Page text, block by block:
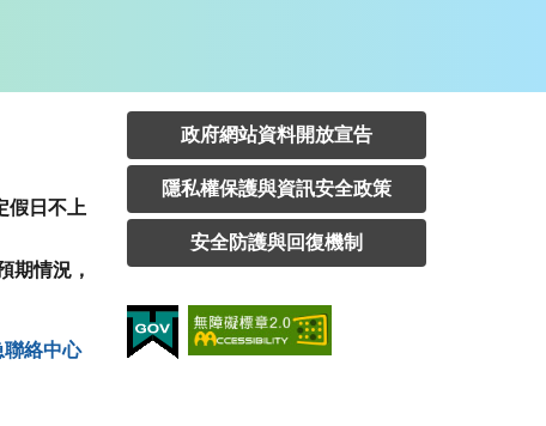
假日不上
期情況，
聯絡中⼼
政府網站資料開放宣告
隱私權保護與資訊安全政策
安全防護與回復機制